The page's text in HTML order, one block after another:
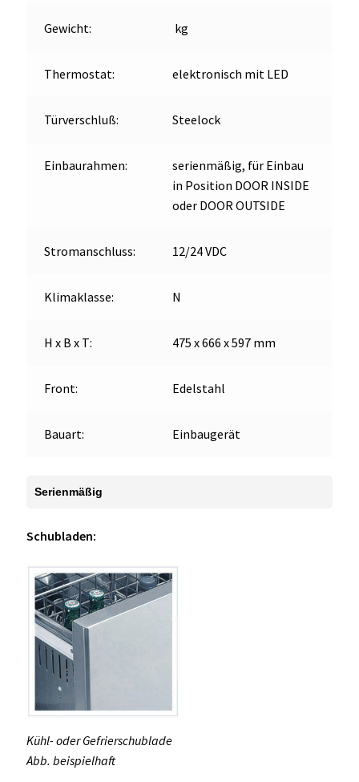
Gewicht: kg
Thermostat: elektronisch mit LED
Türverschluß: Steelock
Einbaurahmen:
serienmäßig, für Einbau
in Position DOOR INSIDE
oder DOOR OUTSIDE
Stromanschluss: 12/24 VDC
Klimaklasse: N
H x B x T: 475 x 666 x 597 mm
Front: Edelstahl
Bauart: Einbaugerät
Serienmäßig
Schubladen:
Kühl- oder Gefrierschublade
Abb. beispielhaft